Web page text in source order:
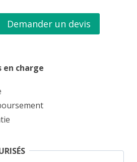
Demander un devis
en charge